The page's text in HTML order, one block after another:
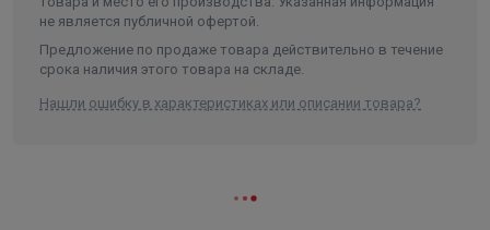
не является публичной офертой.
Предложение по продаже товара действительно в течение
срока наличия этого товара на складе.
Нашли ошибку в характеристиках или описании товара?